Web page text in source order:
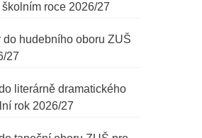
roce 2026/27
do hudebního oboru ZUŠ
27
literárně dramatického
rok 2026/27